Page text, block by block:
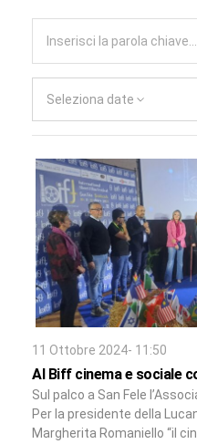
Seleziona date
11 Ottobre 2024- 11:50
Al Biff cinema e sociale
Sul palco a San Fele
Per la presidente della
Margherita Romaniello “il